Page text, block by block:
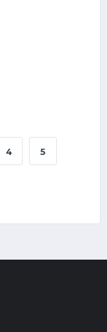
4 5